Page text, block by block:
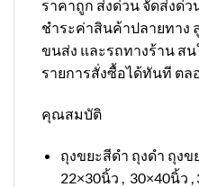
ราคาถูก ส่งด่วน จัดส่งด่
ชำระค่าสินค้าปลายทาง
ขนส่ง และรถทางร้าน ส
รายการสั่งซื้อได้ทันที ตล
คุณสมบัติ
ถุงขยะสีดำ ถุงดำ ถุง
22×30นิ้ว , 30×40นิ้ว